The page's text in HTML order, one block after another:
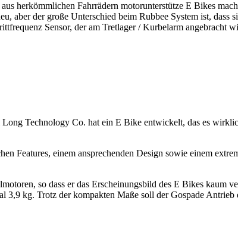
herkömmlichen Fahrrädern motorunterstütze E Bikes
aber der große Unterschied beim Rubbee System ist,
Sensor, der am Tretlager / Kurbelarm angebracht
Long Technology Co. hat ein E Bike entwickelt, das es
Features, einem ansprechenden Design sowie einem
so dass er das Erscheinungsbild des E Bikes kaum
3,9 kg. Trotz der kompakten Maße soll der Gospade